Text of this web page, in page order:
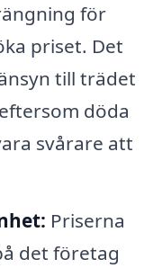
för
priset. Det
till trädet
döda
svårare att
Priserna
det företag